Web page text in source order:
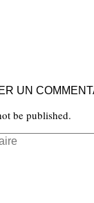
UN
be published.